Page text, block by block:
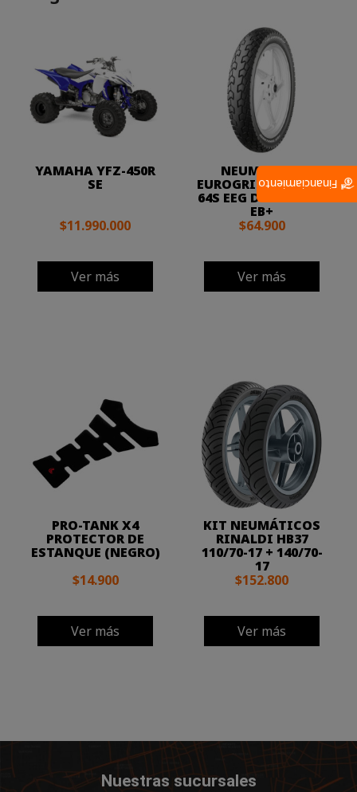
YAMAHA YFZ-450R
SE
$11.990.000
Ver más
NEUMATICO
EUROGRIP 120/90-17
64S EEG DURATRAIL
EB+
$64.900
Ver más
PRO-TANK X4
PROTECTOR DE
ESTANQUE (NEGRO)
$14.900
Ver más
KIT NEUMÁTICOS
RINALDI HB37
110/70-17 + 140/70-
17
$152.800
Ver más
Nuestras sucursales
Financiamiento